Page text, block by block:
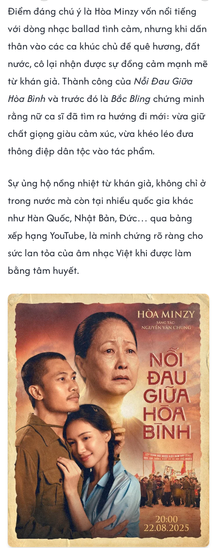
Điểm đáng chú ý là Hòa Minzy vốn nổi tiếng
với dòng nhạc ballad tình cảm, nhưng khi dấn
thân vào các ca khúc chủ đề quê hương, đất
nước, cô lại nhận được sự đồng cảm mạnh mẽ
từ khán giả. Thành công của Nỗi Đau Giữa
Hòa Bình và trước đó là Bắc Blingchứng minh
rằng nữ ca sĩ đã tìm ra hướng đi mới: vừa giữ
chất giọng giàu cảm xúc, vừa khéo léo đưa
thông điệp dân tộc vào tác phẩm.
Sự ủng hộ nồng nhiệt từ khán giả, không chỉ ở
trong nước mà còn tại nhiều quốc gia khác
như Hàn Quốc, Nhật Bản, Đức… qua bảng
xếp hạng YouTube, là minh chứng rõ ràng cho
sức lan tỏa của âm nhạc Việt khi được làm
bằng tâm huyết.